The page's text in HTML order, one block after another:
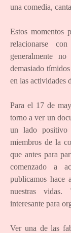
una comedia,
Estos momentos
relacionarse
generalmente
demasiado
en las actividades
Para el 17 de
torno a ver un
un lado
miembros de la
que antes para
comenzado a
publicamos hace
nuestras vidas.
interesante para
Ver una de las